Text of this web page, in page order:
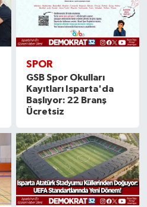
SPOR
GSB Spor Okulları
Kayıtları Isparta'da
Başlıyor: 22 Branş
Ücretsiz